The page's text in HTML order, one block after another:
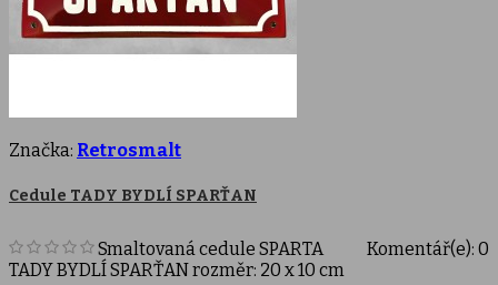
Značka: Retrosmalt
Cedule TADY BYDLÍ SPARŤAN
Komentář(e): 0
Smaltovaná cedule SPARTA
TADY BYDLÍ SPARŤAN rozměr: 20 x 10 cm